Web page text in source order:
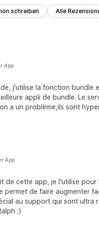
schreiben Alle
j'utilise la fonction bundle
appli de bundle. Le
a un problème,ils sont
App
de cette app, je l'utilise
permet de faire augmenter
au support qui sont ultra
;)
App